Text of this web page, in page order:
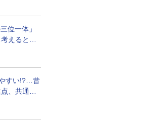
位一体」
えると
すい!?…昔
、共通点